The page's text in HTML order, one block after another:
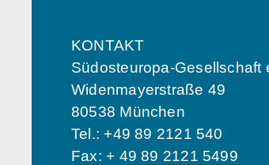
KONTAKT
Südosteuropa-Gesellschaft
Widenmayerstraße 49
80538 München
Tel.: +49 89 2121 540
Fax: + 49 89 2121 5499